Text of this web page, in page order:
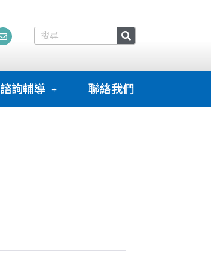
諮詢輔導 聯絡我們